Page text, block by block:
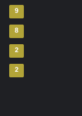
9
8
2
2